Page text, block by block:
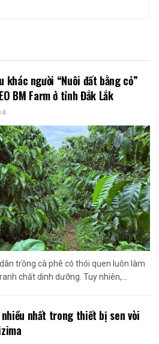
khác người “Nuôi đất bằng cỏ”
BM Farm ở tỉnh Đắk Lắk
0
trồng cà phê có thói quen luôn làm
chất dinh dưỡng. Tuy nhiên,...
nhiều nhất trong thiết bị sen vòi